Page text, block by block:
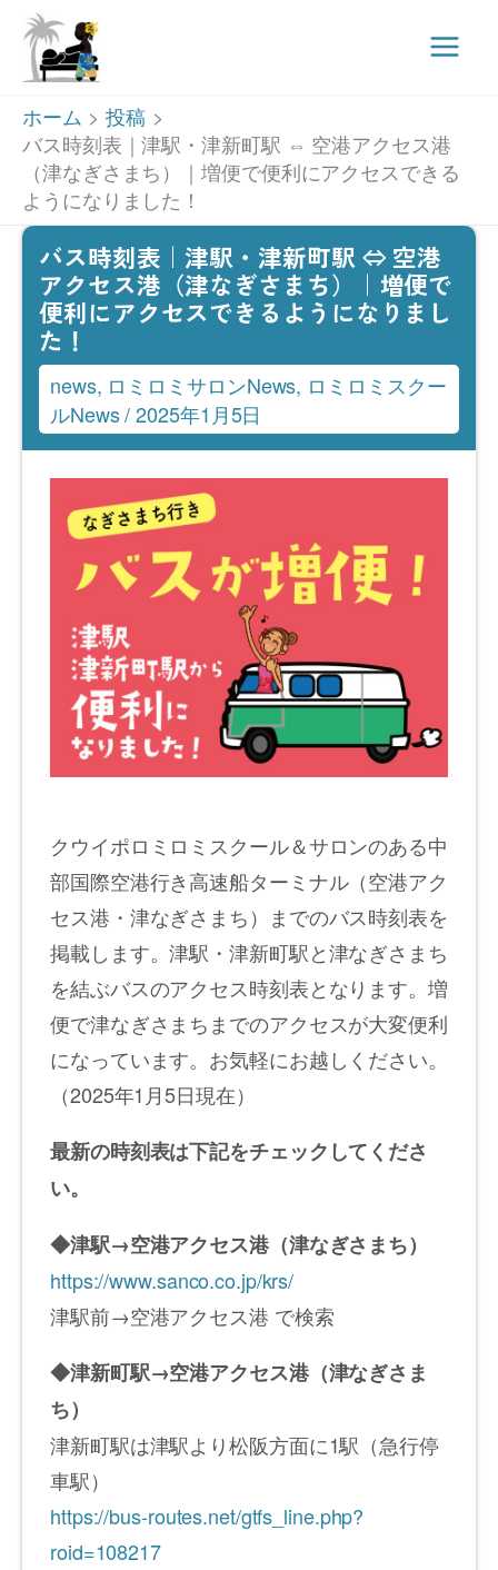
Main
ホーム
投稿
バス時刻表｜津駅・津新町駅 ⇔ 空港アクセス港
（津なぎさまち）｜増便で便利にアクセスできる
ようになりました！
バス時刻表｜津駅・津新町駅 ⇔ 空港
アクセス港（津なぎさまち）｜増便で
便利にアクセスできるようになりまし
た！
news, ロミロミサロンNews, ロミロミスクー
ルNews/2025年1月5日
クウイポロミロミスクール＆サロンのある中
部国際空港行き高速船ターミナル（空港アク
セス港・津なぎさまち）までのバス時刻表を
掲載します。津駅・津新町駅と津なぎさまち
を結ぶバスのアクセス時刻表となります。増
便で津なぎさまちまでのアクセスが大変便利
になっています。お気軽にお越しください。
（2025年1月5日現在）
最新の時刻表は下記をチェックしてくださ
い。
◆津駅→空港アクセス港（津なぎさまち）
https://www.sanco.co.jp/krs/
津駅前→空港アクセス港 で検索
◆津新町駅→空港アクセス港（津なぎさま
ち）
津新町駅は津駅より松阪方面に1駅（急行停
車駅）
https://bus-routes.net/gtfs_line.php?
roid=108217